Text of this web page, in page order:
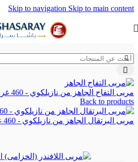
Skip to navigation Skip to main content
الرئيسية
مربى التفاح الجاهز من نازيلكوي - 460 غرام
Back to products
مربى البرتقال الجاهز من نازيلكوي - 460 غرام